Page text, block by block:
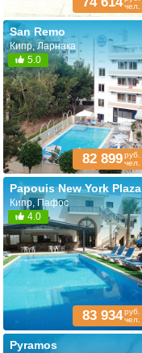
чел.
San Remo
Кипр, Ларнака
5.0
82 899руб.
чел.
Papouis New York Plaza
Кипр, Пафос
4.0
83 934руб.
чел.
Pyramos